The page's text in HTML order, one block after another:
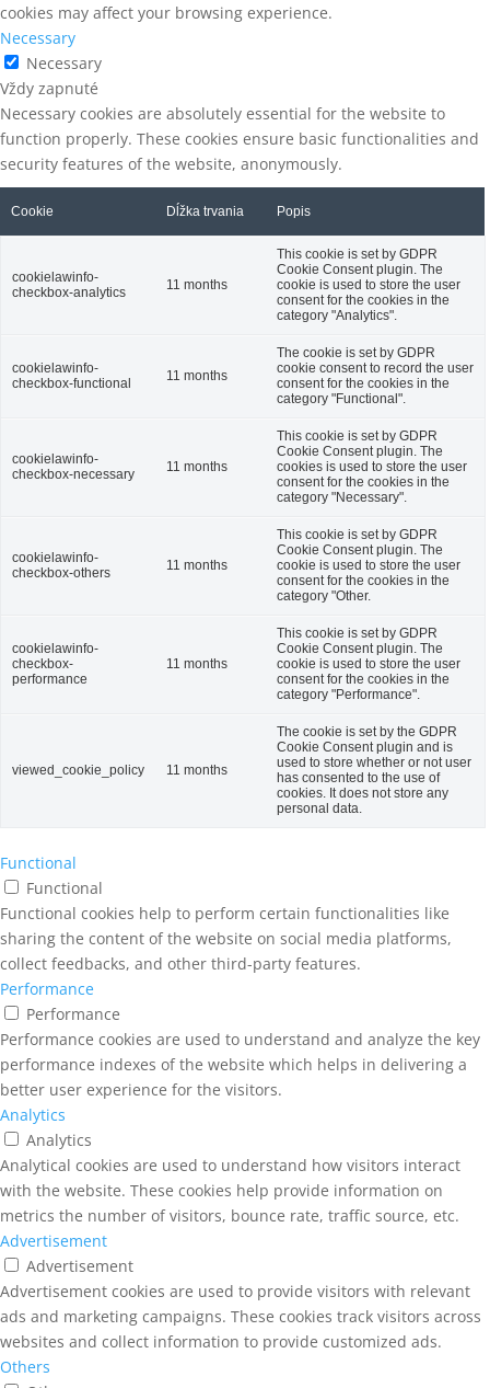
cookies may affect your browsing experience.
Necessary
Necessary
Vždy zapnuté
Necessary cookies are absolutely essential for the website to
function properly. These cookies ensure basic functionalities and
security features of the website, anonymously.
Cookie Dĺžka trvania Popis
cookielawinfo-
checkbox-analytics
11 months
This cookie is set by GDPR
Cookie Consent plugin. The
cookie is used to store the user
consent for the cookies in the
category "Analytics".
cookielawinfo-
checkbox-functional
11 months
The cookie is set by GDPR
cookie consent to record the user
consent for the cookies in the
category "Functional".
cookielawinfo-
checkbox-necessary
11 months
This cookie is set by GDPR
Cookie Consent plugin. The
cookies is used to store the user
consent for the cookies in the
category "Necessary".
cookielawinfo-
checkbox-others
11 months
This cookie is set by GDPR
Cookie Consent plugin. The
cookie is used to store the user
consent for the cookies in the
category "Other.
cookielawinfo-
checkbox-
performance
11 months
This cookie is set by GDPR
Cookie Consent plugin. The
cookie is used to store the user
consent for the cookies in the
category "Performance".
viewed_cookie_policy 11 months
The cookie is set by the GDPR
Cookie Consent plugin and is
used to store whether or not user
has consented to the use of
cookies. It does not store any
personal data.
Functional
Functional
Functional cookies help to perform certain functionalities like
sharing the content of the website on social media platforms,
collect feedbacks, and other third-party features.
Performance
Performance
Performance cookies are used to understand and analyze the key
performance indexes of the website which helps in delivering a
better user experience for the visitors.
Analytics
Analytics
Analytical cookies are used to understand how visitors interact
with the website. These cookies help provide information on
metrics the number of visitors, bounce rate, traffic source, etc.
Advertisement
Advertisement
Advertisement cookies are used to provide visitors with relevant
ads and marketing campaigns. These cookies track visitors across
websites and collect information to provide customized ads.
Others